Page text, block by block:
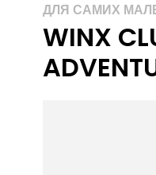
ДЛЯ САМИХ
WINX